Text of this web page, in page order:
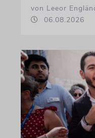
von Leeor
06.08.2026